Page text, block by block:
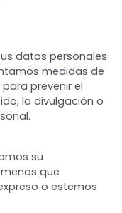
datos personales
medidas de
prevenir el
la divulgación o
su
que
o estemos